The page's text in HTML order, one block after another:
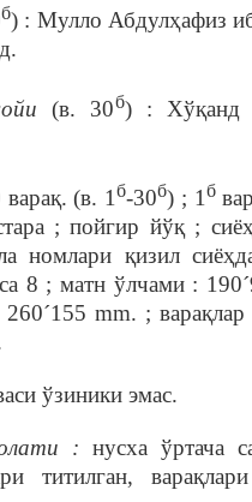
б) : Мулло Абдулҳафиз
(в. 30б) : Хўқанд
варақ. (в. 1б-30б) ; 1б
; пойгир йўқ ;
номлари қизил
8 ; матн ўлчами :
mm. ;
ўзиники эмас.
: нусха ўртача
титилган,